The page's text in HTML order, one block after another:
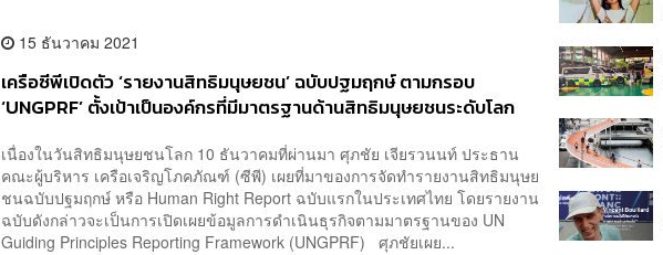
15 ธันวาคม 2021
เครือซีพีเปิดตัว ‘รายงานสิทธิมนุษยชน’ ฉบับปฐมฤกษ์ ตามกรอบ
‘UNGPRF’ ตั้งเป้าเป็นองค์กรที่มีมาตรฐานด้านสิทธิมนุษยชนระดับโลก
เนื่องในวันสิทธิมนุษยชนโลก 10 ธันวาคมที่ผ่านมา ศุภชัย เจียรวนนท์ ประธาน
คณะผู้บริหาร เครือเจริญโภคภัณฑ์ (ซีพี) เผยที่มาของการจัดทำรายงานสิทธิมนุษย
ชนฉบับปฐมฤกษ์ หรือ Human Right Report ฉบับแรกในประเทศไทย โดยรายงาน
ฉบับดังกล่าวจะเป็นการเปิดเผยข้อมูลการดำเนินธุรกิจตามมาตรฐานของ UN
Guiding Principles Reporting Framework (UNGPRF) ศุภชัยเผย...